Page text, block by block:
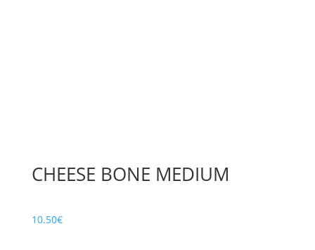
CHEESE BONE MEDIUM
10.50€